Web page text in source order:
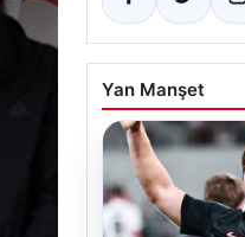
Yan Manşet